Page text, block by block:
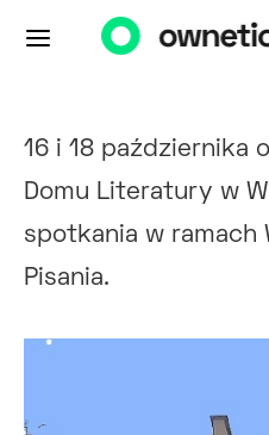
16 i 18 października
Domu Literatury w
spotkania w ramach
Pisania.